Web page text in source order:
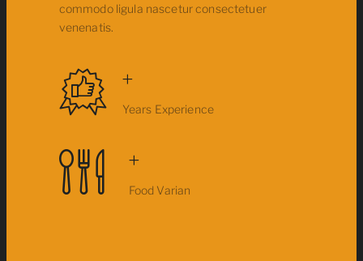
commodo ligula nascetur consectetuer
venenatis.
+
Years Experience
+
Food Varian